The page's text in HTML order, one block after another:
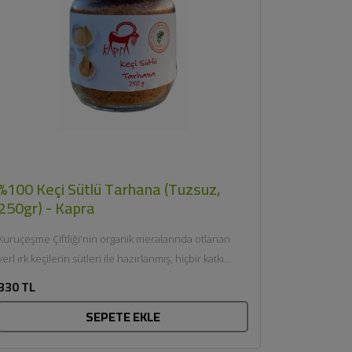
Keçi Sütlü Tarhana (Tuzsuz,
- Kapra
Çiftliği'nin organik meralarında otlanan
ırk keçilerin sütleri ile hazırlanmış, hiçbir katkı
TL
SEPETE EKLE